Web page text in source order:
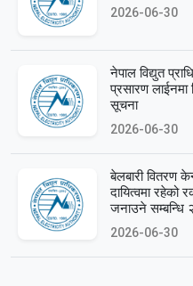
2026-06-30
नेपाल विद्युत
प्रसारण लाईनमा
सूचना
2026-06-30
बेलबारी वितरण
दायित्वमा रहेको
जनाउने सम्बन्धि
2026-06-30